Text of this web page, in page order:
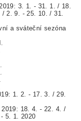
3. 1. - 31. 1. / 18.
2. 9. - 25. 10. / 31.
a sváteční sezóna
1. 2. - 17. 3. / 29.
18. 4. - 22. 4. /
5. 1. 2020